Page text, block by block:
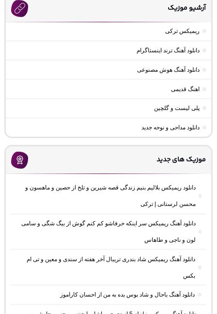
آرشیو موزیک
ریمیکس ترکی
دانلود آهنگ ترند اینستاگرام
دانلود آهنگ هوش مصنوعی
اهنگ قدیمی
پلی لیست و گلچین
دانلود مداحی و نوحه جدید
موزیک های جدید
دانلود ریمیکس بلالیم بنیم زندگی قصه شیرین و تلخ از حصین و ماهسون و
محسن لرستانی | ترکی
دانلود آهنگ ریمیکس سر اینکه حرفاشو کم کنم گوش از بیگ شگی و سامی
لون و ناجی و طاهاس
دانلود آهنگ ریمیکس شاد بندری تریبال آخر هفته از سندی و معین و تی ام
بکس
دانلود آهنگ باحال و شاد بوس بده به من از احسان کاراموز